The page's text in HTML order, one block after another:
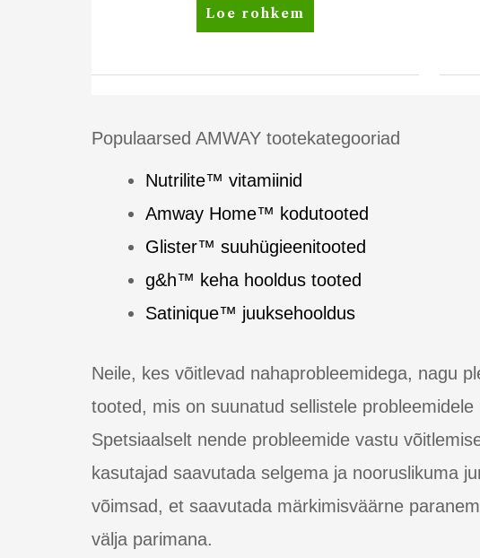
Artistry
Skin
Loe rohkem
Populaarsed AMWAY tootekategooriad
Nutrilite™ vitamiinid
Amway Home™ kodutooted
Glister™ suuhügieenitooted
g&h™ keha hooldus tooted
Satinique™ juuksehooldus
Neile, kes võitlevad nahaprobleemidega, nagu
tooted, mis on suunatud sellistele
Spetsiaalselt nende probleemide vastu
kasutajad saavutada selgema ja nooruslikuma
võimsad, et saavutada märkimisväärne
välja parimana.